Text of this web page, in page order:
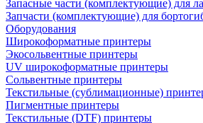
Запасные части (комплектующие) для
Запчасти (комплектующие) для
Оборудования
Широкоформатные принтеры
Экосольвентные принтеры
UV широкоформатные принтеры
Сольвентные принтеры
Текстильные (сублимационные)
Пигментные принтеры
Текстильные (DTF) принтеры